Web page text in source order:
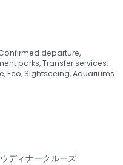
departure,
parks, Transfer services,
Eco, Sightseeing, Aquariums
ディナークルーズ